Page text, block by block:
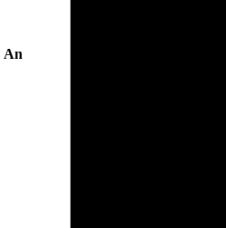
An